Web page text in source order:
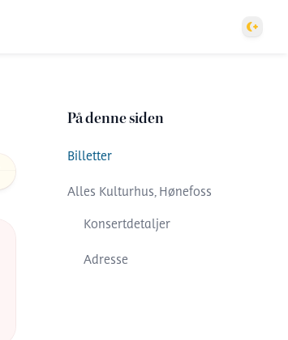
Theme
På denne siden
Billetter
Alles Kulturhus, Hønefoss
Konsertdetaljer
Adresse